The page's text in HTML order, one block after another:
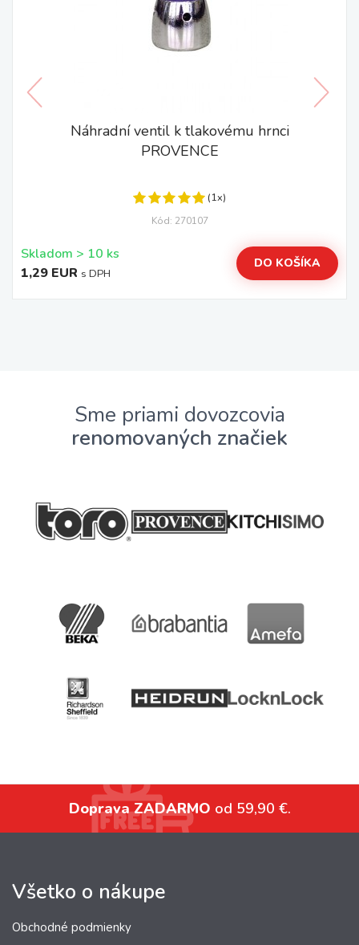
Náhradní ventil k tlakovému hrnci
PROVENCE
(1x)
Kód: 270107
Skladom > 10 ks
1,29 EUR s DPH
DO KOŠÍKA
Sme priami dovozcovia
renomovaných značiek
Doprava ZADARMO od 59,90 €.
Všetko o nákupe
Obchodné podmienky